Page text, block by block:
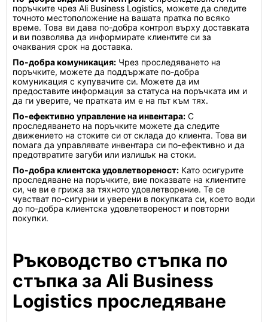
поръчките чрез Ali Business Logistics, можете да следите
точното местоположение на вашата пратка по всяко
време. Това ви дава по-добра контрол върху доставката
и ви позволява да информирате клиентите си за
очаквания срок на доставка.
По-добра комуникация: Чрез проследяването на
поръчките, можете да поддържате по-добра
комуникация с купувачите си. Можете да им
предоставите информация за статуса на поръчката им и
да ги уверите, че пратката им е на път към тях.
По-ефективно управление на инвентара: С
проследяването на поръчките можете да следите
движението на стоките си от склада до клиента. Това ви
помага да управлявате инвентара си по-ефективно и да
предотвратите загуби или излишък на стоки.
По-добра клиентска удовлетвореност: Като осигурите
проследяване на поръчките, вие показвате на клиентите
си, че ви е грижа за тяхното удовлетворение. Те се
чувстват по-сигурни и уверени в покупката си, което води
до по-добра клиентска удовлетвореност и повторни
покупки.
Ръководство стъпка по
стъпка за Ali Business
Logistics проследяване